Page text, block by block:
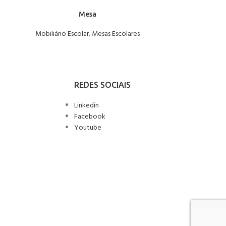
Mesa
Mobiliário Escolar,Mesas Escolares
REDES SOCIAIS
Linkedin
Facebook
Youtube